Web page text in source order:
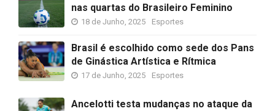
nas quartas do Brasileiro Feminino
18 de Junho, 2025 Esportes
Brasil é escolhido como sede dos Pans
de Ginástica Artística e Rítmica
17 de Junho, 2025 Esportes
Ancelotti testa mudanças no ataque da